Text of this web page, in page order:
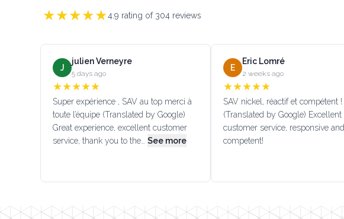
★★★★★4.9 rating of 304 reviews
J
julien Verneyre
5 days ago
★★★★★
Super expérience , SAV au top merci à
toute l’équipe (Translated by Google)
Great experience, excellent customer
service, thank you to the…
See more
E
Eric Lomré
2 weeks ago
★★★★★
SAV nickel, réactif et compétent !
(Translated by Google) Excellent
customer service, responsive and
competent!